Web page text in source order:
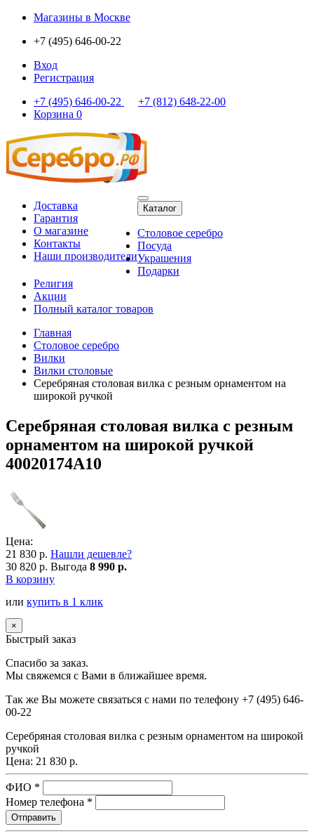
Магазины в Москве
+7 (495) 646-00-22
Вход
Регистрация
+7 (495) 646-00-22
+7 (812) 648-22-00
Корзина 0
Доставка
Гарантия
О магазине
Контакты
Наши производители
Каталог
Столовое серебро
Посуда
Украшения
Подарки
Религия
Акции
Полный каталог товаров
Главная
Столовое серебро
Вилки
Вилки столовые
Серебряная столовая вилка с резным орнаментом на
широкой ручкой
Серебряная столовая вилка с резным
орнаментом на широкой ручкой
40020174А10
Цена:
21 830 р. Нашли дешевле?
30 820 р. Выгода 8 990 р.
В корзину
или купить в 1 клик
×
Быстрый заказ
Спасибо за заказ.
Мы свяжемся с Вами в ближайшее время.
Так же Вы можете связаться с нами по телефону +7 (495) 646-
00-22
Серебряная столовая вилка с резным орнаментом на широкой
ручкой
Цена: 21 830 р.
ФИО *
Номер телефона *